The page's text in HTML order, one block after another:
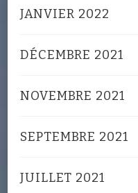
JANVIER 2022
DÉCEMBRE 2021
NOVEMBRE 2021
SEPTEMBRE 2021
JUILLET 2021